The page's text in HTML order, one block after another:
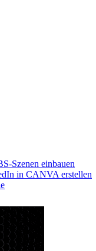
Szenen einbauen
in CANVA erstellen